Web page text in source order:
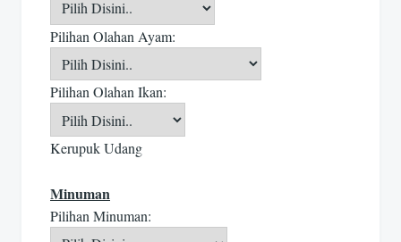
Pilihan Olahan Ayam:
Pilihan Olahan Ikan:
Kerupuk Udang
Minuman
Pilihan Minuman: